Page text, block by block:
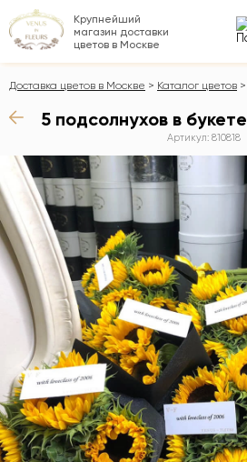
Крупнейший
магазин доставки
цветов в Москве
Доставка цветов в Москве Каталог цветов
5 подсолнухов в букете
Артикул: 810818